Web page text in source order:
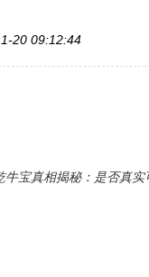
20 09:12:44
牛宝真相揭秘：是否真实